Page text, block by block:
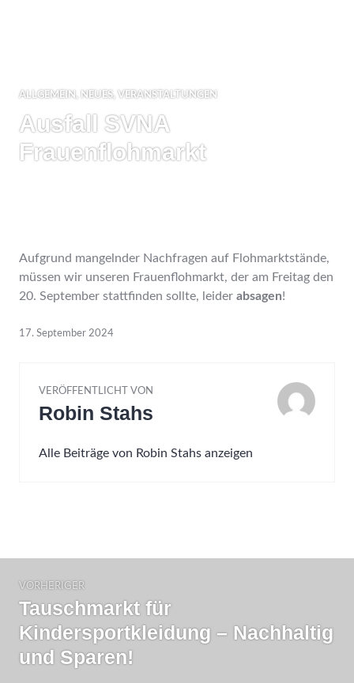
ALLGEMEIN NEUES, VERANSTALTUNGEN
Ausfall SVNA
Frauenflohmarkt
Aufgrund mangelnder Nachfragen auf Flohmarktstände,
müssen wir unseren Frauenflohmarkt, der am Freitag den
20. September stattfinden sollte, leider absagen!
17. September 2024
VERÖFFENTLICHT VON
Robin Stahs
Alle Beiträge von Robin Stahs anzeigen
VORHERIGER
Vorheriger
Beitrag:
Tauschmarkt für
Kindersportkleidung – Nachhaltig
und Sparen!